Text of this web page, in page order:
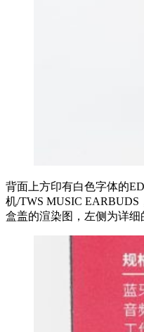
背面上方印有白色字体的
机/TWS MUSIC
盒盖的渲染图，左侧为详细